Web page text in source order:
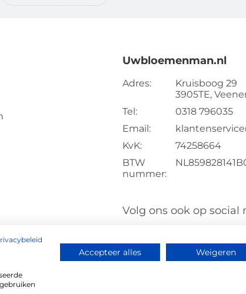
Uwbloemenman.nl
Adres:
Kruisboog 29
3905TE,
Tel:
0318 796035
Email:
KvK:
74258664
BTW
nummer:
Volg ons ook op social
Accepteer alles Weigeren